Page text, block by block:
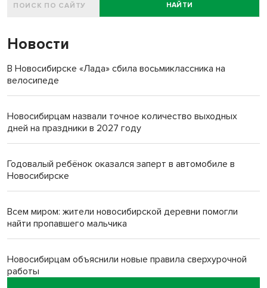
НАЙТИ
Новости
В Новосибирске «Лада» сбила восьмиклассника на
велосипеде
Новосибирцам назвали точное количество выходных
дней на праздники в 2027 году
Годовалый ребёнок оказался заперт в автомобиле в
Новосибирске
Всем миром: жители новосибирской деревни помогли
найти пропавшего мальчика
Новосибирцам объяснили новые правила сверхурочной
работы